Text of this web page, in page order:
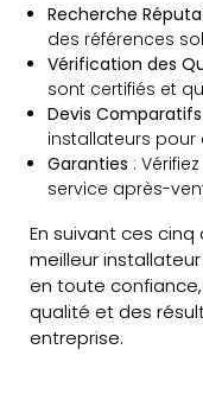
Recherche
des références
Vérification des
sont certifiés et
Devis Comparatifs
installateurs pour
Garanties :
service après-
En suivant ces cinq
meilleur
en toute
qualité et des
entreprise.